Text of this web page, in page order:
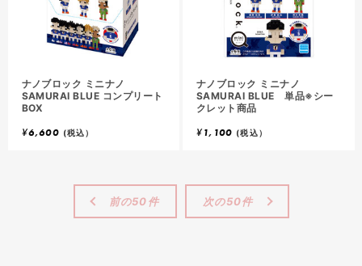
ナノブロック ミニナノ
SAMURAI BLUE コンプリート
BOX
¥6,600 (税込）
ナノブロック ミニナノ
SAMURAI BLUE 単品※シー
クレット商品
¥1,100 (税込）
前の50件 次の50件